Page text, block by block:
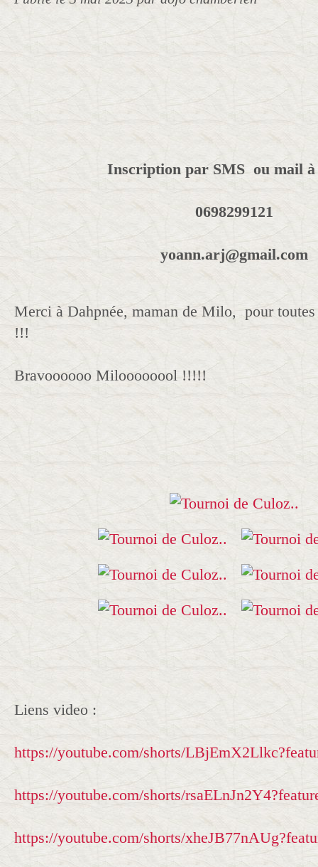
Inscription par SMS ou mail à
0698299121
yoann.arj@gmail.com
Merci à Dahpnée, maman de Milo, pour toutes
!!!
Bravoooooo Miloooooool !!!!!
Liens video :
https://youtube.com/shorts/
https://youtube.com/shorts/
https://youtube.com/shorts/